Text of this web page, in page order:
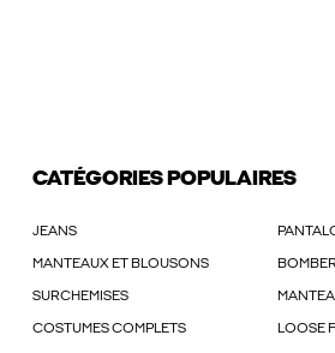
CATÉGORIES POPULAIRES
JEANS
MANTEAUX ET BLOUSONS
SURCHEMISES
COSTUMES COMPLETS LOOSE